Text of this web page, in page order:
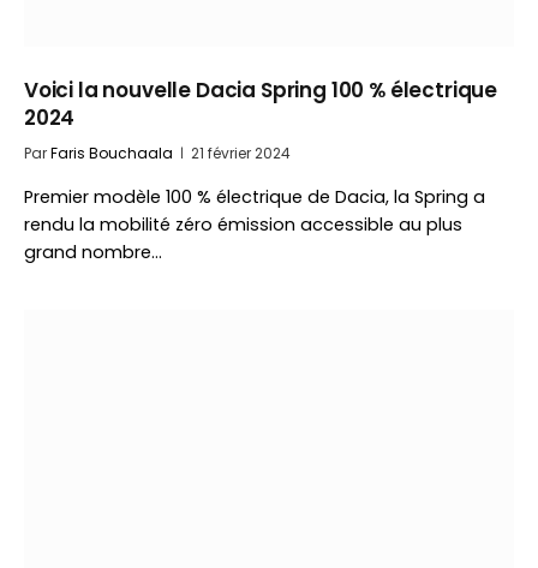
Voici la nouvelle Dacia Spring 100 % électrique
2024
ParFaris Bouchaala 21 février 2024
Premier modèle 100 % électrique de Dacia, la Spring a
rendu la mobilité zéro émission accessible au plus
grand nombre…